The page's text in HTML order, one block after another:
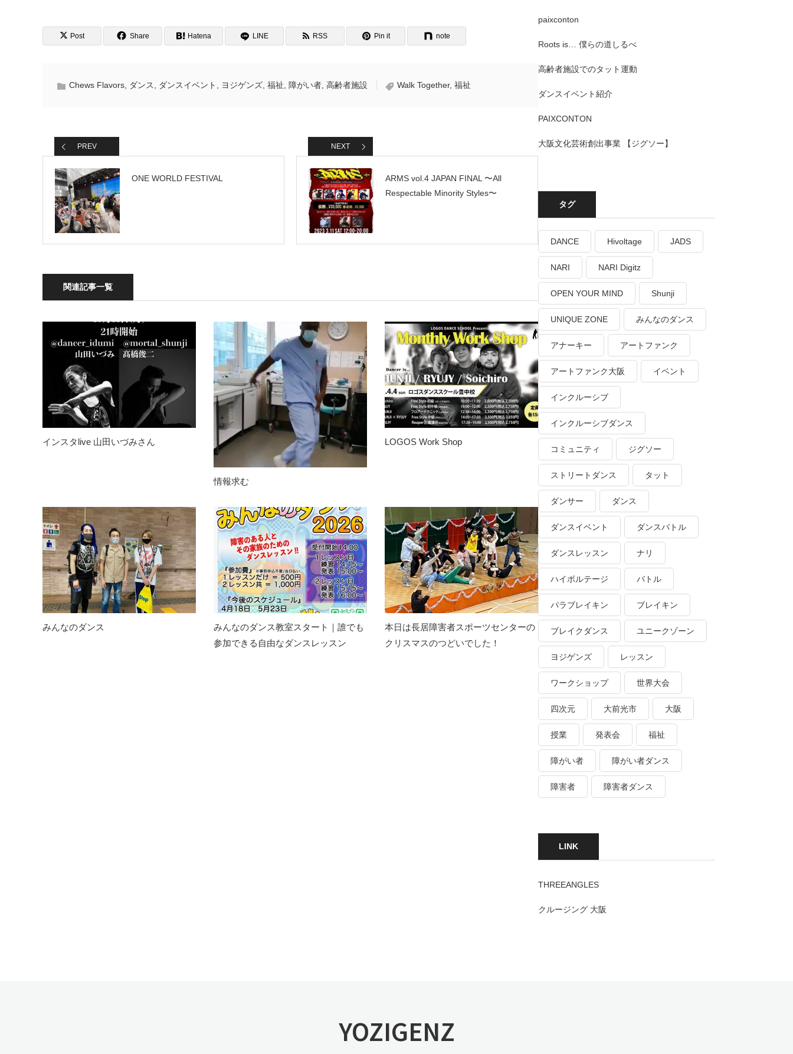
Post Share Hatena LINE RSS Pin it note
Chews Flavors ダンス ダンスイベント ヨジゲンズ 福祉 障がい者 高齢者施設 Walk Together, 福祉
PREV
ONE WORLD FESTIVAL
NEXT
ARMS vol.4 JAPAN FINAL 〜All
Respectable Minority Styles〜
関連記事一覧
インスタlive 山田いづみさん
情報求む
LOGOS Work Shop
みんなのダンス
みんなのダンス教室スタート｜誰でも
参加できる自由なダンスレッスン
本日は長居障害者スポーツセンターの
クリスマスのつどいでした！
paixconton
Roots is… 僕らの道しるべ
高齢者施設でのタット運動
ダンスイベント紹介
PAIXCONTON
大阪文化芸術創出事業 【ジグソー】
タグ
DANCE Hivoltage JADS
NARI NARI Digitz
OPEN YOUR MIND Shunji
UNIQUE ZONE みんなのダンス
アナーキー アートファンク
アートファンク大阪 イベント
インクルーシブ
インクルーシブダンス
コミュニティ ジグソー
ストリートダンス タット
ダンサー ダンス
ダンスイベント ダンスバトル
ダンスレッスン ナリ
ハイボルテージ バトル
パラブレイキン ブレイキン
ブレイクダンス ユニークゾーン
ヨジゲンズ レッスン
ワークショップ 世界大会
四次元 大前光市 大阪
授業 発表会 福祉
障がい者 障がい者ダンス
障害者 障害者ダンス
LINK
THREEANGLES
クルージング 大阪
YOZIGENZ